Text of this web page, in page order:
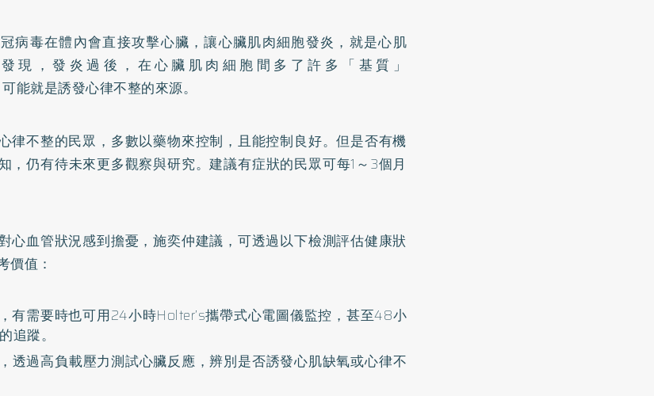
病毒在體內會直接攻擊心臟，讓心臟肌肉細胞發炎，就是心肌
現，發炎過後，在心臟肌肉細胞間多了許多「基質」
能就是誘發心律不整的來源。
律不整的民眾，多數以藥物來控制，且能控制良好。但是否有機
，仍有待未來更多觀察與研究。建議有症狀的民眾可每1～3個月
心血管狀況感到擔憂，施奕仲建議，可透過以下檢測評估健康狀
價值：
有需要時也可用24小時Holter’s攜帶式心電圖儀監控，甚至48小
追蹤。
透過高負載壓力測試心臟反應，辨別是否誘發心肌缺氧或心律不